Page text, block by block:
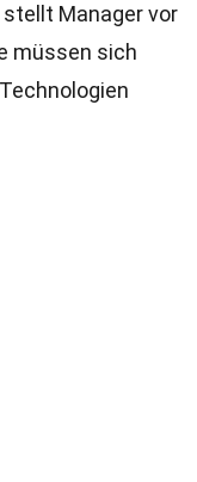
Manager vor
müssen sich